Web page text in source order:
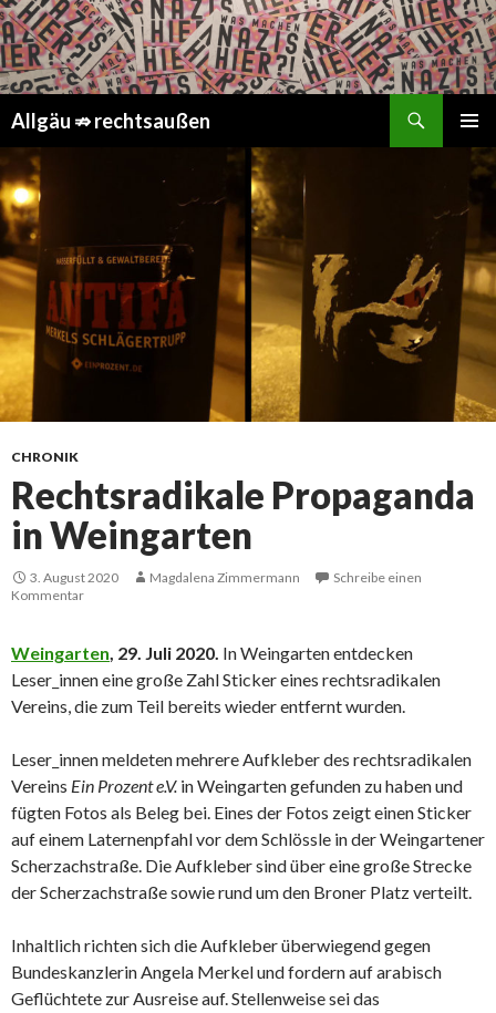
Allgäu ⇏ rechtsaußen
MENÜ
Springe
zum
CHRONIK
Rechtsradikale Propaganda
in Weingarten
3. August 2020 Magdalena Zimmermann
Schreibe einen
Kommentar
Weingarten, 29. Juli 2020. In Weingarten entdecken
Leser_innen eine große Zahl Sticker eines rechtsradikalen
Vereins, die zum Teil bereits wieder entfernt wurden.
Leser_innen meldeten mehrere Aufkleber des rechtsradikalen
Vereins Ein Prozent e.V. in Weingarten gefunden zu haben und
fügten Fotos als Beleg bei. Eines der Fotos zeigt einen Sticker
auf einem Laternenpfahl vor dem Schlössle in der Weingartener
Scherzachstraße. Die Aufkleber sind über eine große Strecke
der Scherzachstraße sowie rund um den Broner Platz verteilt.
Inhaltlich richten sich die Aufkleber überwiegend gegen
Bundeskanzlerin Angela Merkel und fordern auf arabisch
Geflüchtete zur Ausreise auf. Stellenweise sei das